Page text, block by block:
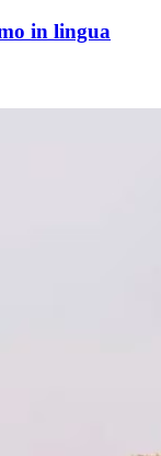
in lingua